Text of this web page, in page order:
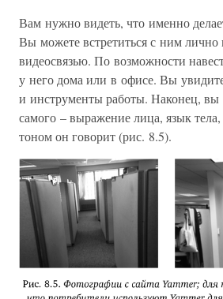
Вам нужно видеть, что именно
Вы можете встретиться с ним лично
видеосвязью. По возможности
у него дома или в офисе. Вы
и инструменты работы. Наконец, вы
самого – выражение лица, язык
тоном он говорит (рис. 8.5).